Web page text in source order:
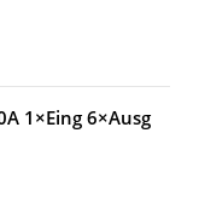
1×Eing 6×Ausg